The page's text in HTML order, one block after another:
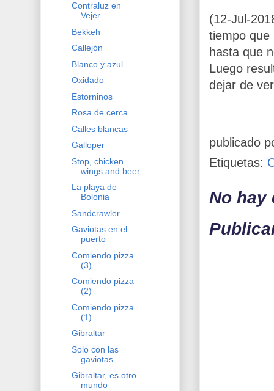
(12-Jul-
tiempo que
hasta que
Luego
dejar de
publicado
Etiquetas:
No hay
Contraluz en
Vejer
Bekkeh
Callejón
Blanco y azul
Oxidado
Estorninos
Rosa de cerca
Calles blancas
Galloper
Stop, chicken
wings and beer
La playa de
Bolonia
Sandcrawler
Gaviotas en el
puerto
Comiendo pizza
(3)
Comiendo pizza
(2)
Comiendo pizza
(1)
Gibraltar
Solo con las
gaviotas
Gibraltar, es otro
mundo